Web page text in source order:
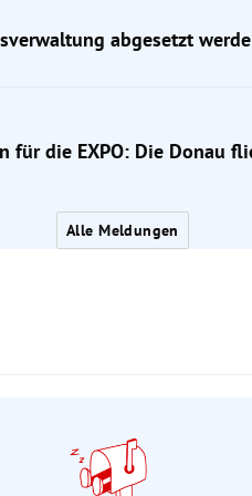
Bäume passen
abgesetzt
für die EXPO: Die Donau
Alle Meldungen